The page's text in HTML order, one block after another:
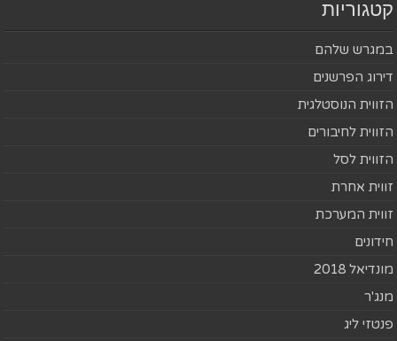
קטגוריות
במגרש שלהם
דירוג הפרשנים
הזווית הנוסטלגית
הזווית לחיבורים
הזווית לסל
זווית אחרת
זווית המערכת
חידונים
מונדיאל 2018
מנג'ר
פנטזי ליג